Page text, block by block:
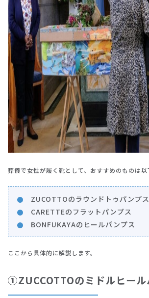
葬儀で女性が履く靴として、おすすめのものは以
ZUCOTTOのラウンドトゥパンプス
CARETTEのフラットパンプス
BONFUKAYAのヒールパンプス
ここから具体的に解説します。
①ZUCCOTTOのミドルヒール